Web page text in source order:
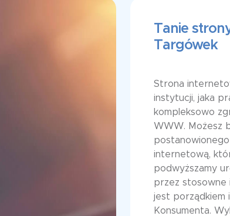
Tanie
Targówek
Strona
instytucji, jaka
kompleksowo
WWW. Możesz
internetową,
podwyższamy
przez stosowne
jest porządkiem
Konsumenta.